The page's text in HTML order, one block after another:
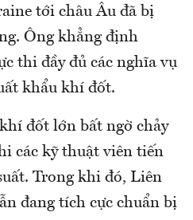
tới châu Âu đã bị
Ông khẳng định
thi đầy đủ các nghĩa vụ
khẩu khí đốt.
đốt lớn bất ngờ chảy
các kỹ thuật viên tiến
Trong khi đó, Liên
đang tích cực chuẩn bị